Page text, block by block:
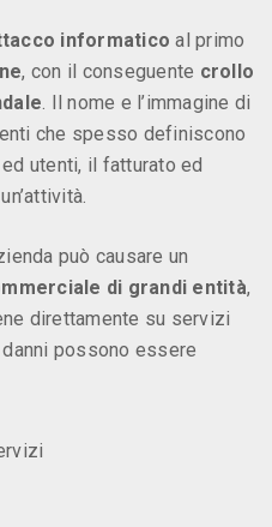
informatico al primo
, con il conseguente crollo
. Il nome e l’immagine di
che spesso definiscono
utenti, il fatturato ed
può causare un
di grandi entità,
direttamente su servizi
possono essere